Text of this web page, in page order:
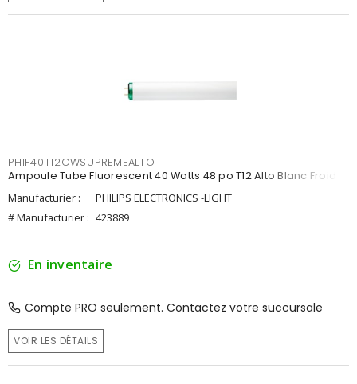
PHIF40T12CWSUPREMEALTO
Ampoule Tube Fluorescent 40 Watts 48 po T12 Alto Blanc Froid
Manufacturier :
PHILIPS ELECTRONICS -LIGHT
# Manufacturier : 423889
En inventaire
Compte PRO seulement. Contactez votre succursale
VOIR LES DÉTAILS